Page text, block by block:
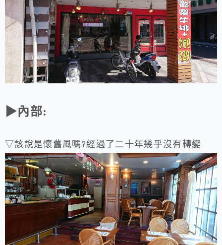
▶內部:
▽該說是懷舊風嗎?經過了二十年幾乎沒有轉變